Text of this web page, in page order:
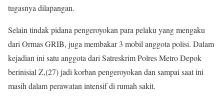
tugasnya dilapangan.
Selain tindak pidana pengeroyokan para pelaku yang mengaku
dari Ormas GRIB, juga membakar 3 mobil anggota polisi. Dalam
kejadian ini satu anggota dari Satreskrim Polres Metro Depok
berinisial Z,(27) jadi korban pengeroyokan dan sampai saat ini
masih dalam perawatan intensif di rumah sakit.